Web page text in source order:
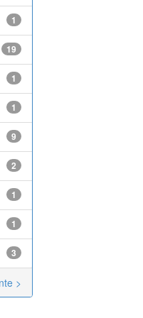
1
19
1
1
9
2
1
1
3
>